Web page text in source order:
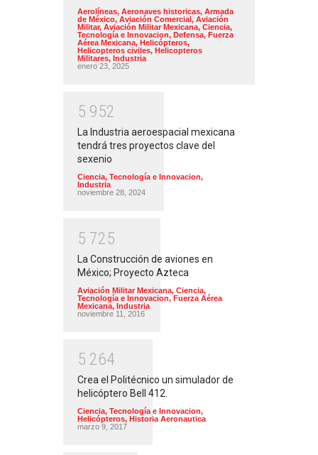
Aerolíneas, Aeronaves historicas, Armada
de México, Aviación Comercial, Aviación
Militar, Aviación Militar Mexicana, Ciencia,
Tecnología e Innovacion, Defensa, Fuerza
Aérea Mexicana, Helicópteros,
Helicopteros civiles, Helicopteros
Militares, Industria
enero 23, 2025
5 952
La Industria aeroespacial mexicana
tendrá tres proyectos clave del
sexenio
Ciencia, Tecnología e Innovacion,
Industria
noviembre 28, 2024
5 725
La Construcción de aviones en
México; Proyecto Azteca
Aviación Militar Mexicana, Ciencia,
Tecnología e Innovacion, Fuerza Aérea
Mexicana, Industria
noviembre 11, 2016
5 264
Crea el Politécnico un simulador de
helicóptero Bell 412.
Ciencia, Tecnología e Innovacion,
Helicópteros, Historia Aeronautica
marzo 9, 2017